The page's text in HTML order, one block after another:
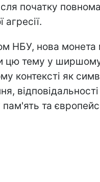
початку
агресії.
НБУ, нова монета
цю тему у
контексті як
відповідальності
пам'ять та